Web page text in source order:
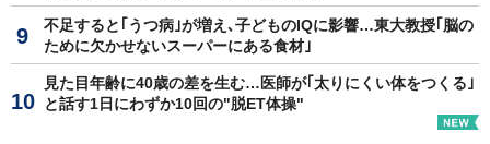
不足すると｢うつ病｣が増え､子どものIQに影響…東大教授｢脳の
ために欠かせないスーパーにある食材｣
見た目年齢に40歳の差を生む…医師が｢太りにくい体をつくる｣
と話す1日にわずか10回の"脱ET体操"